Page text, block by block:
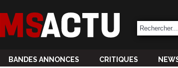
BANDES ANNONCES CRITIQUES